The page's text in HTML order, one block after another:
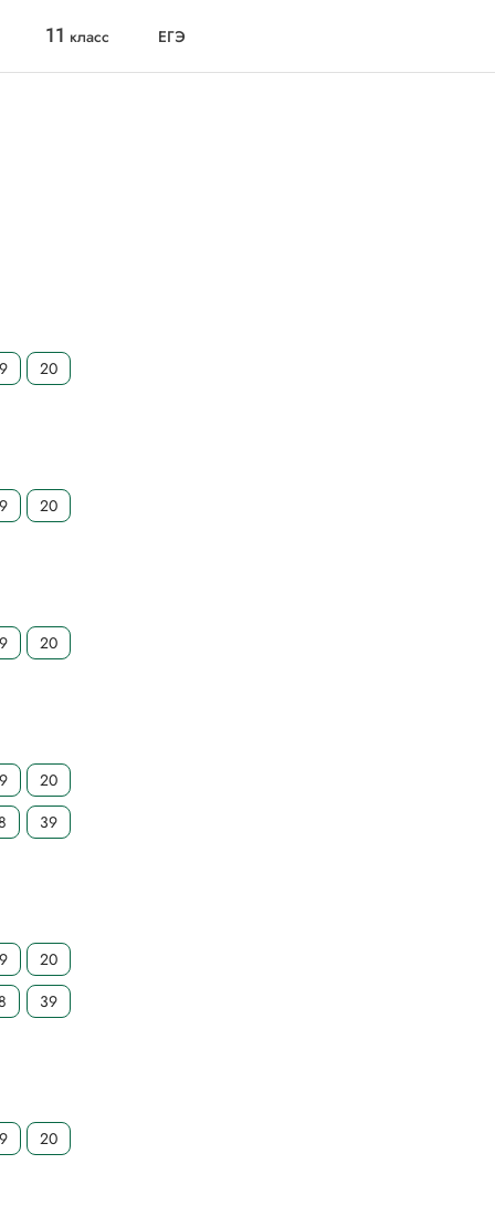
11 класс ЕГЭ
20
20
20
20
39
20
39
20